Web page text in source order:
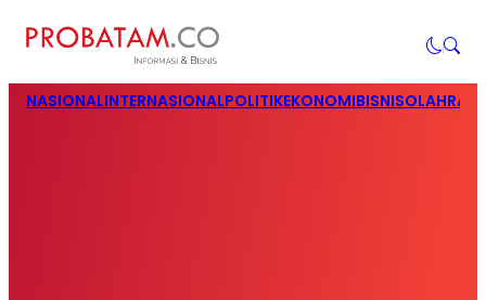
NASIONALINTERNASIONALPOLITIKEKONOMIBISNIS